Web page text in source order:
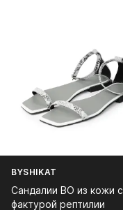
BYSHIKAT
Сандалии BO из кожи с
фактурой рептилии